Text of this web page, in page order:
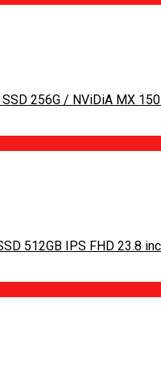
256G / NViDiA MX
512GB IPS FHD 23.8